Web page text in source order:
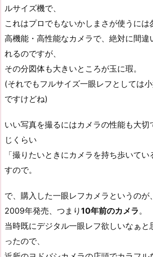
ルサイズ機で、
これはプロでもないかしまさが使うには
高機能・高性能なカメラで、絶対に間違
れるのですが、
その分図体も大きいところが玉に瑕。
(それでもフルサイズ一眼レフとしては
ですけどね)
いい写真を撮るにはカメラの性能も大切
じくらい
「撮りたいときにカメラを持ち歩いて
すので。
で、購入した一眼レフカメラというのが
2009年発売、つまり 10年前のカメラ 。
当時既にデジタル一眼レフ欲しいなぁと
ったので、